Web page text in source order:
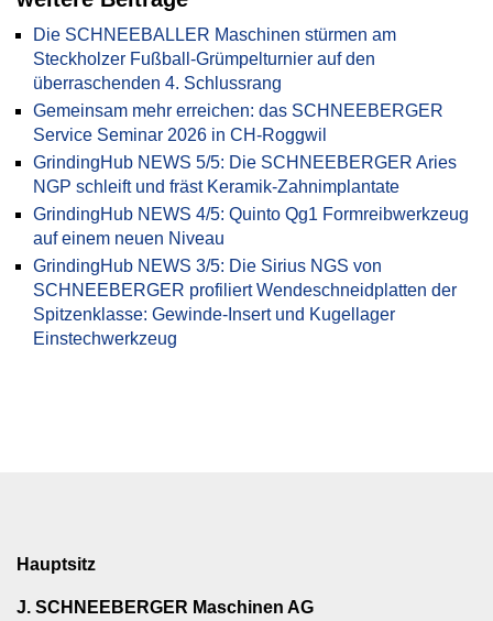
Die SCHNEEBALLER Maschinen stürmen am
Steckholzer Fußball-Grümpelturnier auf den
überraschenden 4. Schlussrang
Gemeinsam mehr erreichen: das SCHNEEBERGER
Service Seminar 2026 in CH-Roggwil
GrindingHub NEWS 5/5: Die SCHNEEBERGER Aries
NGP schleift und fräst Keramik-Zahnimplantate
GrindingHub NEWS 4/5: Quinto Qg1 Formreibwerkzeug
auf einem neuen Niveau
GrindingHub NEWS 3/5: Die Sirius NGS von
SCHNEEBERGER profiliert Wendeschneidplatten der
Spitzenklasse: Gewinde-Insert und Kugellager
Einstechwerkzeug
Hauptsitz
J. SCHNEEBERGER Maschinen AG